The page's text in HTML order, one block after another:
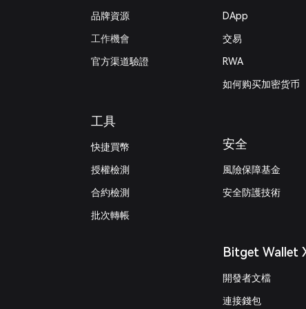
品牌資源
工作機會
官方渠道驗證
工具
快捷買幣
授權檢測
合約檢測
批次轉帳
DApp
交易
RWA
如何购买加密货币
安全
風險保障基金
安全防護技術
Bitget Wallet
開發者文檔
連接錢包